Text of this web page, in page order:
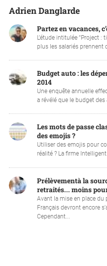
Adrien Danglarde
Partez en vacances,
L’étude intitulée “Project :
plus les salariés prennent
Budget auto : les
2014
Une enquête annuelle
a révélé que le budget
Les mots de passe
des emojis ?
Utiliser des emojis pour
réalité ? La firme
Prélèvementà la
retraités... moins
Avant la mise en place du
Français devront encore
Cependant...